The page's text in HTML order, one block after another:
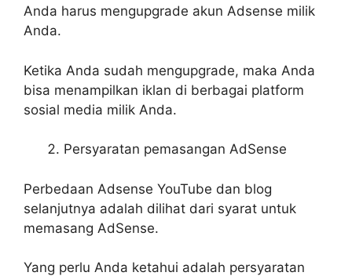
Anda harus mengupgrade akun Adsense milik
Anda.
Ketika Anda sudah mengupgrade, maka Anda
bisa menampilkan iklan di berbagai platform
sosial media milik Anda.
Persyaratan pemasangan AdSense
Perbedaan Adsense YouTube dan blog
selanjutnya adalah dilihat dari syarat untuk
memasang AdSense.
Yang perlu Anda ketahui adalah persyaratan